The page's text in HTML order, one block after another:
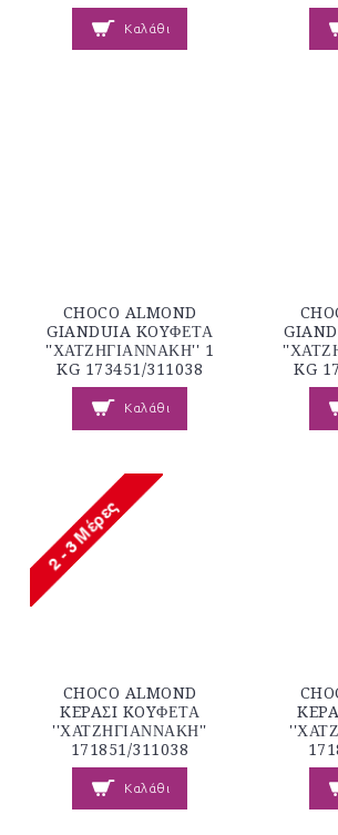
Καλάθι
CHOCO ALMOND
GIANDUIA KOYΦΕΤΑ
''ΧΑΤΖΗΓΙΑΝΝΑΚΗ'' 1
KG 173451/311038
Καλάθι
KG
CHOCO ALMOND
KEPAΣI KOYΦΕΤΑ
''ΧΑΤΖΗΓΙΑΝΝΑΚΗ''
171851/311038
Καλάθι